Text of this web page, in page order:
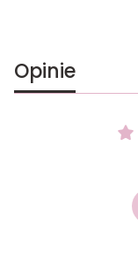
Opinie